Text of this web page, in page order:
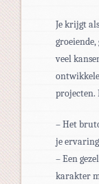
Je krijgt
veel
projecten.
– Het
je
– Een
karakter